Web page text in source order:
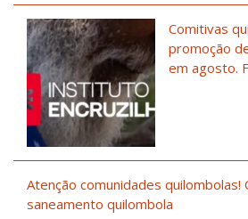
Comitivas
promoção
em agosto.
Atenção comunidades quilombolas!
saneamento quilombola